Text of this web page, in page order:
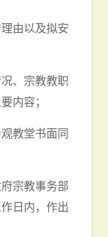
由以及拟安
、宗教教职
内容；
教堂书面同
宗教事务部
日内，作出